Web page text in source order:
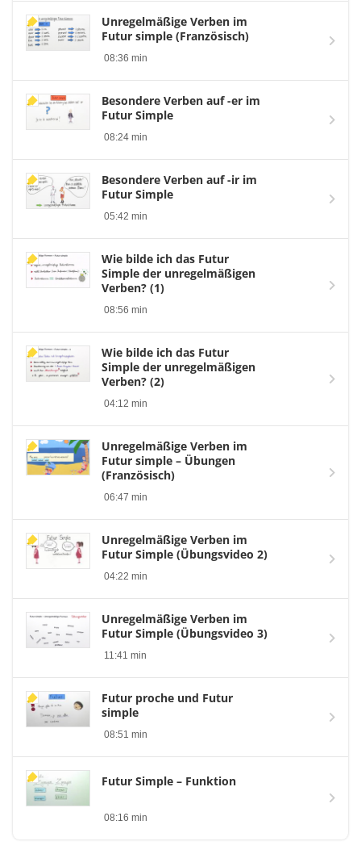
Unregelmäßige Verben im
Futur simple (Französisch)
08:36 min
Besondere Verben auf -er im
Futur Simple
08:24 min
Besondere Verben auf -ir im
Futur Simple
05:42 min
Wie bilde ich das Futur
Simple der unregelmäßigen
Verben? (1)
08:56 min
Wie bilde ich das Futur
Simple der unregelmäßigen
Verben? (2)
04:12 min
Unregelmäßige Verben im
Futur simple – Übungen
(Französisch)
06:47 min
Unregelmäßige Verben im
Futur Simple (Übungsvideo 2)
04:22 min
Unregelmäßige Verben im
Futur Simple (Übungsvideo 3)
11:41 min
Futur proche und Futur
simple
08:51 min
Futur Simple – Funktion
08:16 min